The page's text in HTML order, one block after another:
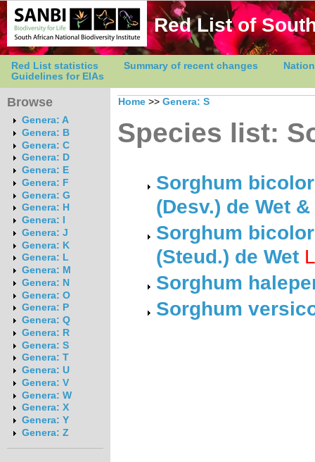
Red List of
Red List statistics Summary of recent changes
Guidelines for EIAs
Browse
Genera: A
Genera: B
Genera: C
Genera: D
Genera: E
Genera: F
Genera: G
Genera: H
Genera: I
Genera: J
Genera: K
Genera: L
Genera: M
Genera: N
Genera: O
Genera: P
Genera: Q
Genera: R
Genera: S
Genera: T
Genera: U
Genera: V
Genera: W
Genera: X
Genera: Y
Genera: Z
Home >> Genera: S
Species list:
Sorghum
(Desv.) de Wet
Sorghum
(Steud.) de Wet
Sorghum
Sorghum